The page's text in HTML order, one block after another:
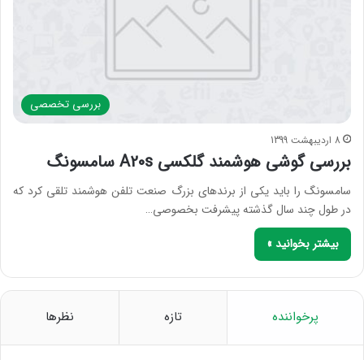
بررسی‌ تخصصی
8 اردیبهشت 1399
بررسی گوشی هوشمند گلکسی A20s سامسونگ
سامسونگ را باید یکی از برندهای بزرگ صنعت تلفن هوشمند تلقی کرد که
در طول چند سال گذشته پیشرفت بخصوصی…
بیشتر بخوانید »
پرخواننده تازه نظرها